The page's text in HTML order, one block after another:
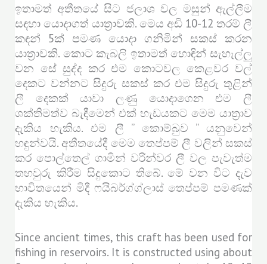
ඉතාමත් අතීතයේ සිට ජලාශ වල මසුන් ඇල්ලීම
සඳහා යොදාගත් යාත්‍රාවකි. මෙය අඩි 10-12 තරම් ලී
කඳන් 5ක් පමණ යොදා ගනිමින් සකස් කරන
යාත්‍රාවකි. කොට කැබලි ඉතාමත් හොඳින් සැහැල්ලු
වන සේ සුද්ද කර එම කොටවල කෙළවර වල්
දෙකට වන්නට සිදුරු සකස් කර එම සිදුරු තුළින්
ලී දෙකක් යාවා ලණු යොදාගෙන එම ලී
ශක්තිමත්ව බැඳීමෙන් එක් හැඩයකට මෙම යාත්‍රාව
දැකිය හැකිය. එම ලී ” කොම්බුව ” යනුවෙන්
හඳුන්වයි. අතීතයේදී මෙම තෙප්පම් ලී වලින් සකස්
කර පොල්තෙල් ගාමින් වරින්වර ලී වල පැවැත්ම
තහවුරු කිරීම සිදුකොට තිබේ. මේ වන විට දැව
භාවිතයෙන් මිදී ෆයිබර්ග්ග්ලාස් තෙප්පම් පමණක්
දැකිය හැකිය.
Since ancient times, this craft has been used for
fishing in reservoirs. It is constructed using about